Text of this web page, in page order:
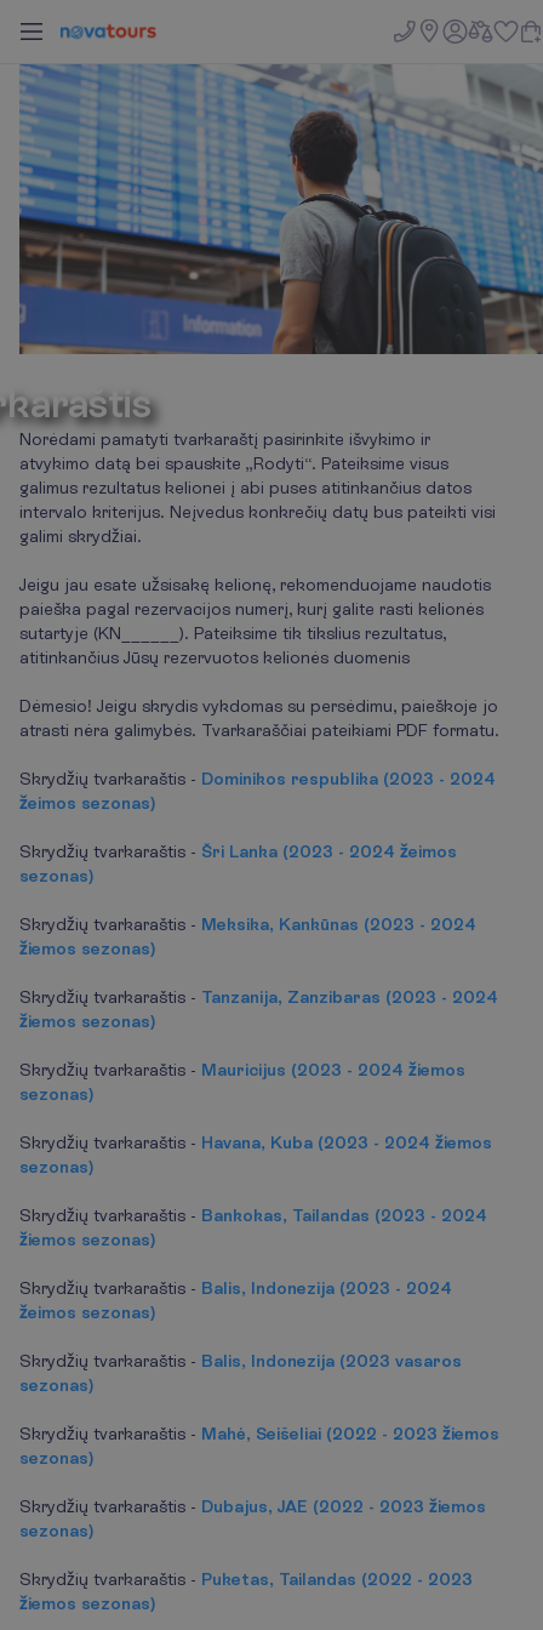
Norėdami pamatyti tvarkaraštį pasirinkite išvykimo ir
atvykimo datą bei spauskite „Rodyti“. Pateiksime visus
galimus rezultatus kelionei į abi puses atitinkančius datos
intervalo kriterijus. Neįvedus konkrečių datų bus pateikti visi
galimi skrydžiai.
Jeigu jau esate užsisakę kelionę, rekomenduojame naudotis
paieška pagal rezervacijos numerį, kurį galite rasti kelionės
sutartyje (KN______). Pateiksime tik tikslius rezultatus,
atitinkančius Jūsų rezervuotos kelionės duomenis
Dėmesio! Jeigu skrydis vykdomas su persėdimu, paieškoje jo
atrasti nėra galimybės. Tvarkaraščiai pateikiami PDF formatu.
Skrydžių tvarkaraštis - Dominikos respublika (2023 - 2024
žeimos sezonas)
Skrydžių tvarkaraštis - Šri Lanka (2023 - 2024 žeimos
sezonas)
Skrydžių tvarkaraštis - Meksika, Kankūnas (2023 - 2024
žiemos sezonas)
Skrydžių tvarkaraštis - Tanzanija, Zanzibaras (2023 - 2024
žiemos sezonas)
Skrydžių tvarkaraštis - Mauricijus (2023 - 2024 žiemos
sezonas)
Skrydžių tvarkaraštis - Havana, Kuba (2023 - 2024 žiemos
sezonas)
Skrydžių tvarkaraštis - Bankokas, Tailandas (2023 - 2024
žiemos sezonas)
Skrydžių tvarkaraštis - Balis, Indonezija (2023 - 2024
žeimos sezonas)
Skrydžių tvarkaraštis - Balis, Indonezija (2023 vasaros
sezonas)
Skrydžių tvarkaraštis - Mahė, Seišeliai (2022 - 2023 žiemos
sezonas)
Skrydžių tvarkaraštis - Dubajus, JAE (2022 - 2023 žiemos
sezonas)
Skrydžių tvarkaraštis - Puketas, Tailandas (2022 - 2023
žiemos sezonas)